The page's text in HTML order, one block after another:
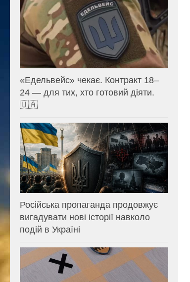
«Едельвейс» чекає. Контракт 18–
24 — для тих, хто готовий діяти.
🇺🇦
Російська пропаганда продовжує
вигадувати нові історії навколо
подій в Україні